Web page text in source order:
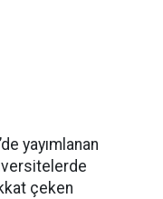
yayımlanan
çeken